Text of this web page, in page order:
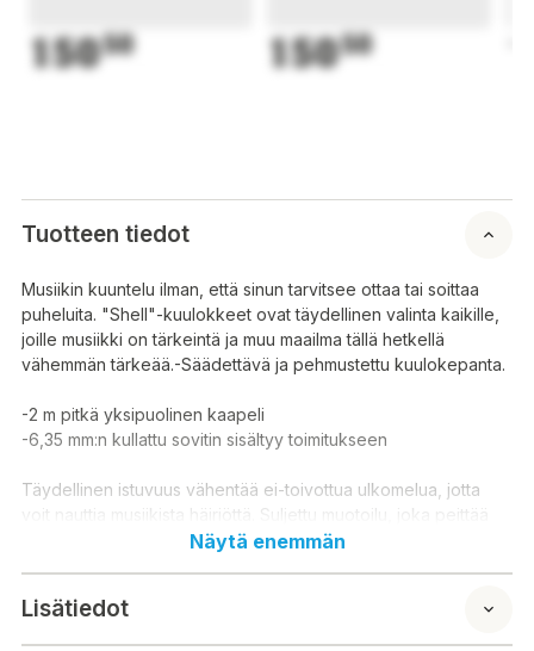
15050 15050
Tuotteen tiedot
Musiikin kuuntelu ilman, että sinun tarvitsee ottaa tai soittaa
puheluita. "Shell"-kuulokkeet ovat täydellinen valinta kaikille,
joille musiikki on tärkeintä ja muu maailma tällä hetkellä
vähemmän tärkeää.-Säädettävä ja pehmustettu kuulokepanta.
-2 m pitkä yksipuolinen kaapeli
-6,35 mm:n kullattu sovitin sisältyy toimitukseen
Täydellinen istuvuus vähentää ei-toivottua ulkomelua, jotta
voit nauttia musiikista häiriöttä. Suljettu muotoilu, joka peittää
korvat kokonaan ja suojaa siten ulkomeluilta.
Sisältää kullattua sovitinta, jolla kuulokkeet voidaan liittää
stereojärjestelmään, mikseripöytään jne. jossa on 6,35 mm:n
Näytä enemmän
Lisätiedot